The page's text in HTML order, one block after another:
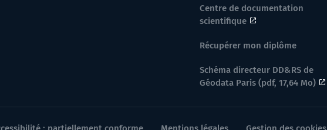
Centre de documentation
scientifique
Récupérer mon diplôme
Schéma directeur DD&RS de
Géodata Paris (pdf, 17,64 Mo)